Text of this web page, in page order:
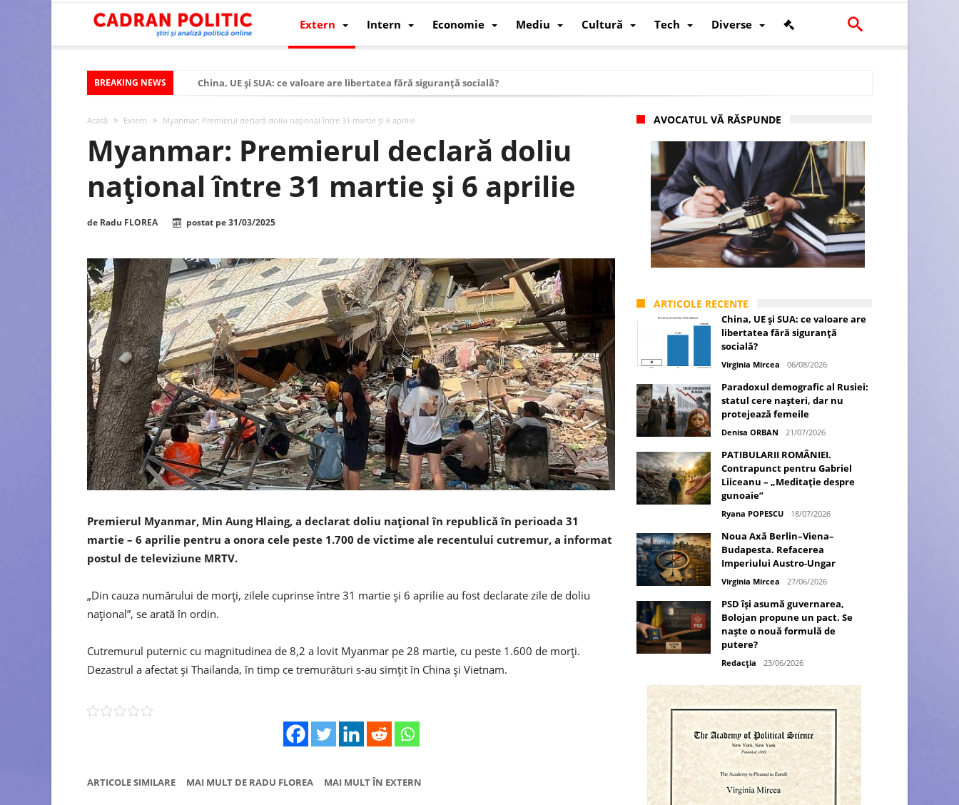
Extern Intern Economie Mediu Cultură Tech Diverse
BREAKING NEWS
China, UE și SUA: ce valoare are libertatea fără siguranță socială?
Modelul economic al Chinei: cum a devenit atelierul lumii și rivalul economic al SUA
Modelul economic al Rusiei: de ce rezistă?
Occidentul obosit și Estul care revine: o realitate pe care România o simte, nu o spune
Viitorul României în Uniunea Europeană. Ce ne așteaptă? – O analiză structurală a demografiei, fiscalității și poziției României în U.E.
Controlul minții prin nanoparticule
Huawei dezvoltă un nou cip AI pentru a înlocui Nvidia
Acasă Extern Myanmar: Premierul declară doliu național între 31 martie și 6 aprilie
Myanmar: Premierul declară doliu
național între 31 martie și 6 aprilie
de Radu FLOREA postat pe31/03/2025
Premierul Myanmar, Min Aung Hlaing, a declarat doliu național în republică în perioada 31
martie – 6 aprilie pentru a onora cele peste 1.700 de victime ale recentului cutremur, a informat
postul de televiziune MRTV.
„Din cauza numărului de morți, zilele cuprinse între 31 martie și 6 aprilie au fost declarate zile de doliu
național”, se arată în ordin.
Cutremurul puternic cu magnitudinea de 8,2 a lovit Myanmar pe 28 martie, cu peste 1.600 de morți.
Dezastrul a afectat și Thailanda, în timp ce tremurături s-au simțit în China și Vietnam.
ARTICOLE SIMILARE MAI MULT DE RADU FLOREA MAI MULT ÎN EXTERN
AVOCATUL VĂ RĂSPUNDE
ARTICOLE RECENTE
China, UE și SUA: ce valoare are
libertatea fără siguranță
socială?
Virginia Mircea 06/08/2026
Paradoxul demografic al Rusiei:
statul cere nașteri, dar nu
protejează femeile
Denisa ORBAN 21/07/2026
PATIBULARII ROMÂNIEI.
Contrapunct pentru Gabriel
Liiceanu – „Meditație despre
gunoaie”
Ryana POPESCU 18/07/2026
Noua Axă Berlin–Viena–
Budapesta. Refacerea
Imperiului Austro-Ungar
Virginia Mircea 27/06/2026
PSD își asumă guvernarea,
Bolojan propune un pact. Se
naște o nouă formulă de
putere?
Redacția 23/06/2026